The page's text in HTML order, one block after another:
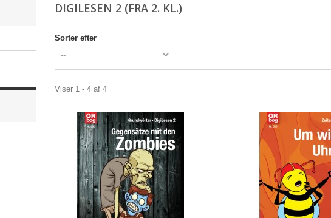
DIGILESEN 2 (FRA 2. KL.)
Sorter efter
Viser 1 - 4 af 4